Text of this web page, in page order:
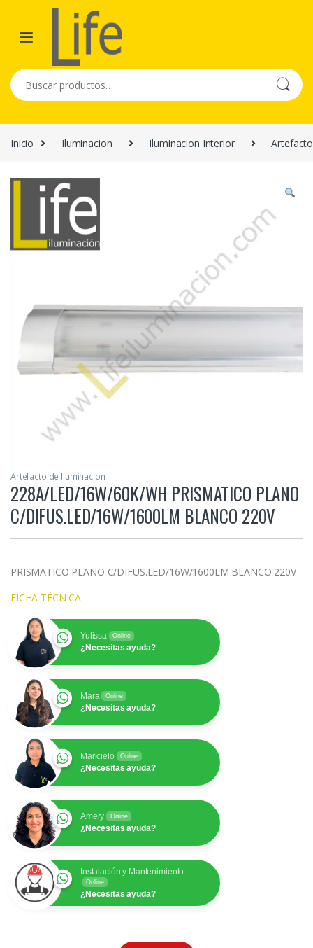
Skip to navigation
Skip to content
Buscar por:
Inicio Iluminacion Iluminacion Interior
Artefacto de Iluminacion
228A/LED/16W/60K/WH PRISMATICO PLANO
C/DIFUS.LED/16W/1600LM BLANCO 220V
PRISMATICO PLANO C/DIFUS.LED/16W/1600LM BLANCO 220V
FICHA TÉCNICA
Yulissa Online
¿Necesitas ayuda?
Mara Online
¿Necesitas ayuda?
Maricielo Online
¿Necesitas ayuda?
Amery Online
¿Necesitas ayuda?
Instalación y Mantenimiento
Online
¿Necesitas ayuda?